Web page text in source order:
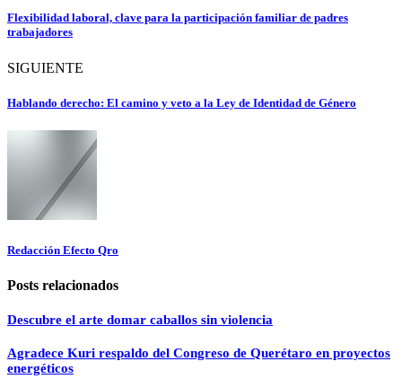
Flexibilidad laboral, clave para la participación familiar de padres
trabajadores
SIGUIENTE
Hablando derecho: El camino y veto a la Ley de Identidad de Género
Redacción Efecto Qro
Posts relacionados
Descubre el arte domar caballos sin violencia
Agradece Kuri respaldo del Congreso de Querétaro en proyectos
energéticos